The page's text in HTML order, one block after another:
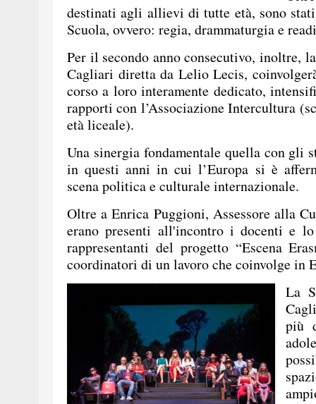
destinati agli allievi di tutte età, sono
Scuola, ovvero: regia, drammaturgia e
Per il secondo anno consecutivo, inoltre,
Cagliari diretta da Lelio Lecis,
corso a loro interamente dedicato,
rapporti con l’Associazione Intercultura
età liceale).
Una sinergia fondamentale quella con gli
in questi anni in cui l’Europa si è
scena politica e culturale internazionale.
Oltre a Enrica Puggioni, Assessore alla
erano presenti all'incontro i docenti e
rappresentanti del progetto “Escena
coordinatori di un lavoro che coinvolge in
La
più